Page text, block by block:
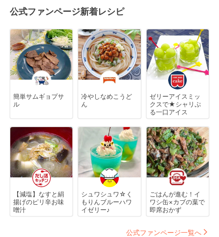
公式ファンページ新着レシピ
簡単サムギョプサ
ル
冷やしなめこうど
ん
ゼリーアイスミッ
クスで★シャリぷ
る一口アイス
【減塩】なすと絹
揚げのピリ辛お味
噌汁
シュワシュワ☆く
もりんブルーハワ
イゼリー♪
ごはんが進む！イ
ワシ缶×カブの葉で
即席おかず
公式ファンページ一覧へ